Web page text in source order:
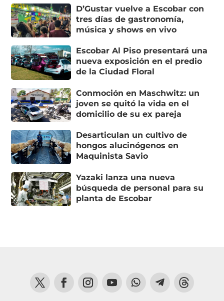
D’Gustar vuelve a Escobar con
tres días de gastronomía,
música y shows en vivo
Escobar Al Piso presentará una
nueva exposición en el predio
de la Ciudad Floral
Conmoción en Maschwitz: un
joven se quitó la vida en el
domicilio de su ex pareja
Desarticulan un cultivo de
hongos alucinógenos en
Maquinista Savio
Yazaki lanza una nueva
búsqueda de personal para su
planta de Escobar